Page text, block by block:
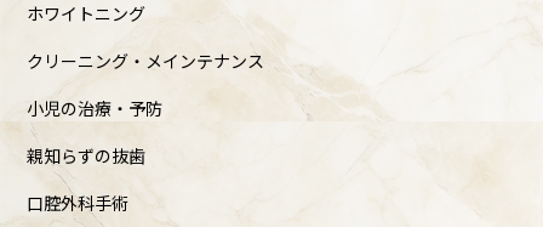
ホワイトニング
クリーニング・メインテナンス
小児の治療・予防
親知らずの抜歯
口腔外科手術